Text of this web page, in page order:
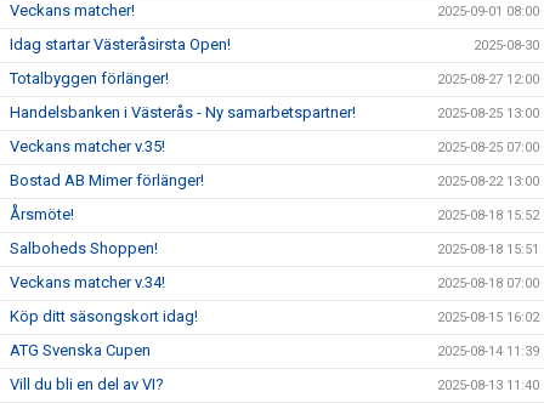
Veckans matcher! 2025-09-01 08:00
Idag startar Västeråsirsta Open! 2025-08-30
Totalbyggen förlänger! 2025-08-27 12:00
Handelsbanken i Västerås - Ny samarbetspartner! 2025-08-25 13:00
Veckans matcher v.35! 2025-08-25 07:00
Bostad AB Mimer förlänger! 2025-08-22 13:00
Årsmöte! 2025-08-18 15:52
Salboheds Shoppen! 2025-08-18 15:51
Veckans matcher v.34! 2025-08-18 07:00
Köp ditt säsongskort idag! 2025-08-15 16:02
ATG Svenska Cupen 2025-08-14 11:39
Vill du bli en del av VI? 2025-08-13 11:40